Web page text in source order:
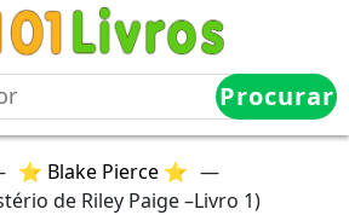
Procurar
⭐ Blake Pierce ⭐ —
de Riley Paige –Livro 1)